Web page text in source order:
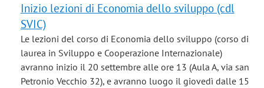
Inizio lezioni di Economia dello sviluppo (cdl
SVIC)
Le lezioni del corso di Economia dello sviluppo (corso di
laurea in Sviluppo e Cooperazione Internazionale)
avranno inizio il 20 settembre alle ore 13 (Aula A, via san
Petronio Vecchio 32), e avranno luogo il giovedì dalle 15